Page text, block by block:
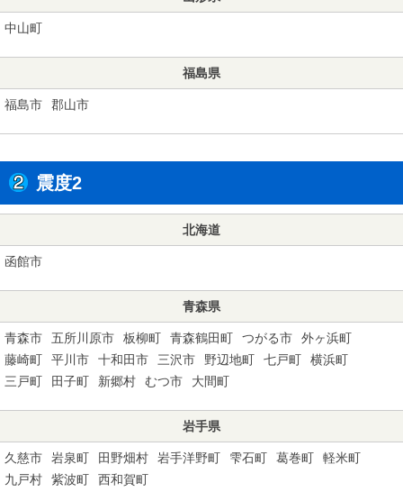
中山町
福島県
福島市 郡山市
震度2
北海道
函館市
青森県
青森市 五所川原市 板柳町 青森鶴田町 つがる市
外ヶ浜町
藤崎町
平川市 十和田市 三沢市 野辺地町 七戸町
横浜町
三戸町
田子町 新郷村 むつ市 大間町
岩手県
久慈市 岩泉町 田野畑村 岩手洋野町 雫石町 葛巻町
軽米町
九戸村
紫波町 西和賀町